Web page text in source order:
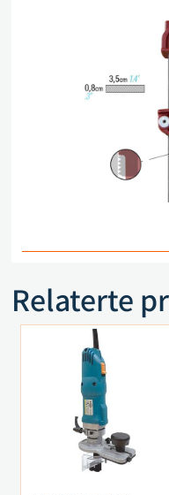
Beskrivelse
Relaterte